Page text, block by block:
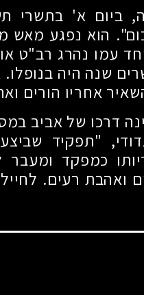
ביום א' בתשרי
הוא נפגע מאש
עמו נהרג רב"ט
שנה היה
אחריו הורים
דרכו של אביב
"תפקיד
כמפקד ומעבר
ואהבת רעים.